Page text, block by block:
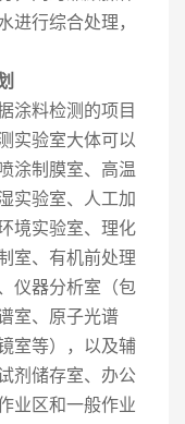
进行综合处理，
涂料检测的项目
实验室大体可以
涂制膜室、高温
实验室、人工加
境实验室、理化
室、有机前处理
仪器分析室（包
室、原子光谱
室等），以及辅
剂储存室、办公
业区和一般作业